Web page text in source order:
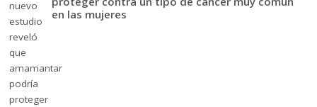
en las mujeres